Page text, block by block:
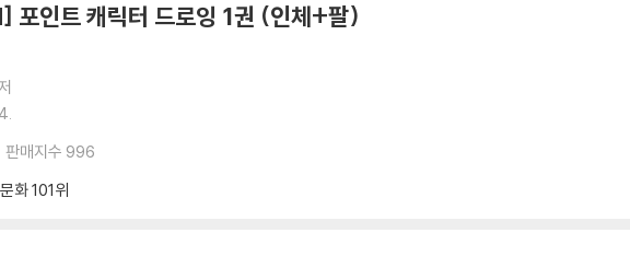
포인트 캐릭터 드로잉 1권 (인체+팔)
판매지수 996
화101위